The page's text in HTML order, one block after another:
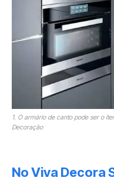
1. O armário de canto pode ser o
Decoração
No Viva Decora